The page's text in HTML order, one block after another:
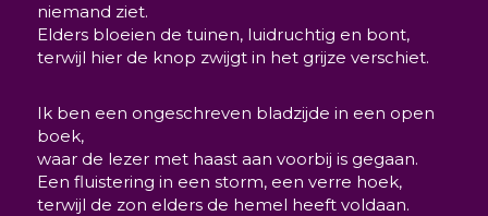
niemand ziet.
Elders bloeien de tuinen, luidruchtig en bont,
terwijl hier de knop zwijgt in het grijze verschiet.
Ik ben een ongeschreven bladzijde in een open
boek,
waar de lezer met haast aan voorbij is gegaan.
Een fluistering in een storm, een verre hoek,
terwijl de zon elders de hemel heeft voldaan.